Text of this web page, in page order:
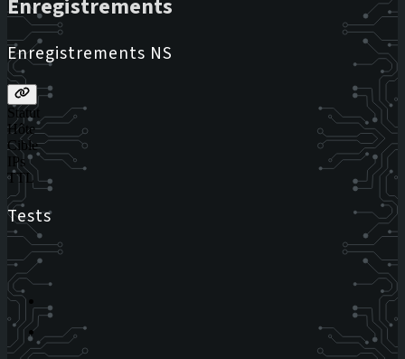
Enregistrements
Enregistrements NS
Statut
Hôte
Cible
IPs
TTL
Tests